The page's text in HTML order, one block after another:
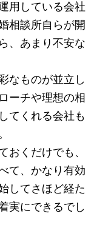
用している会社
相談所自らが開
、あまり不安な
なものが並立し
ーチや理想の相
てくれる会社も
おくだけでも、
て、かなり有効
してさほど経た
実にできるでし